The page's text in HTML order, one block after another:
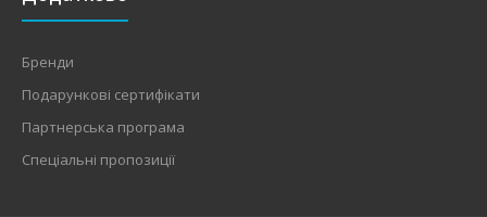
Бренди
Подарункові сертифікати
Партнерська програма
Спеціальні пропозиції